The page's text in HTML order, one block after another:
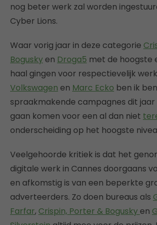
nog beter werk zal worden
Cyber Lions.
Waar vorig jaar in deze categorie
Bogusky en Droga5 met de hoogste
haal gingen voor respectievelijk
Volkswagen en Marc Ecko ben ik
spraakmakende campagnes dit jaar
gaan komen voor een al dan niet
onderscheiding op het hoogste
Veelgehoorde kritiek is dat het
digitale werk in Cannes doorgaans
en afkomstig is van een beperkte
adverteerders. Zo doen bureaus als
Farfar, Crispin, Porter & Bogusky en